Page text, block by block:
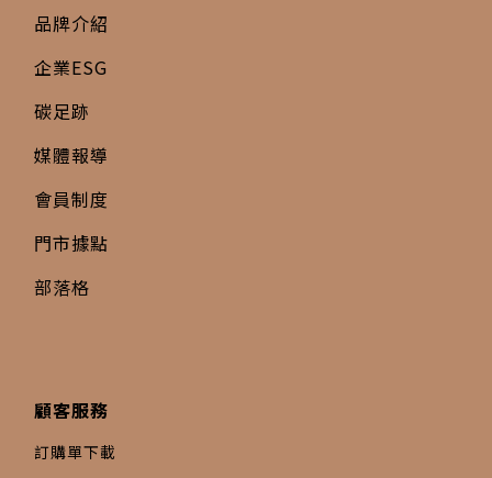
品牌介紹
企業ESG
碳足跡
媒體報導
會員制度
門市據點
部落格
顧客服務
訂購單下載